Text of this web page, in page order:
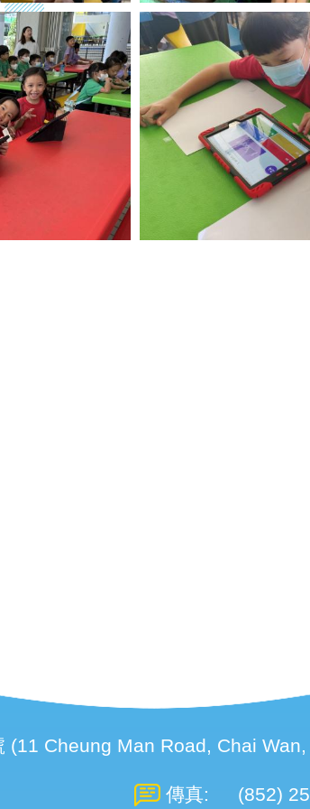
(11 Cheung Man Road, Chai
傳真: (852)